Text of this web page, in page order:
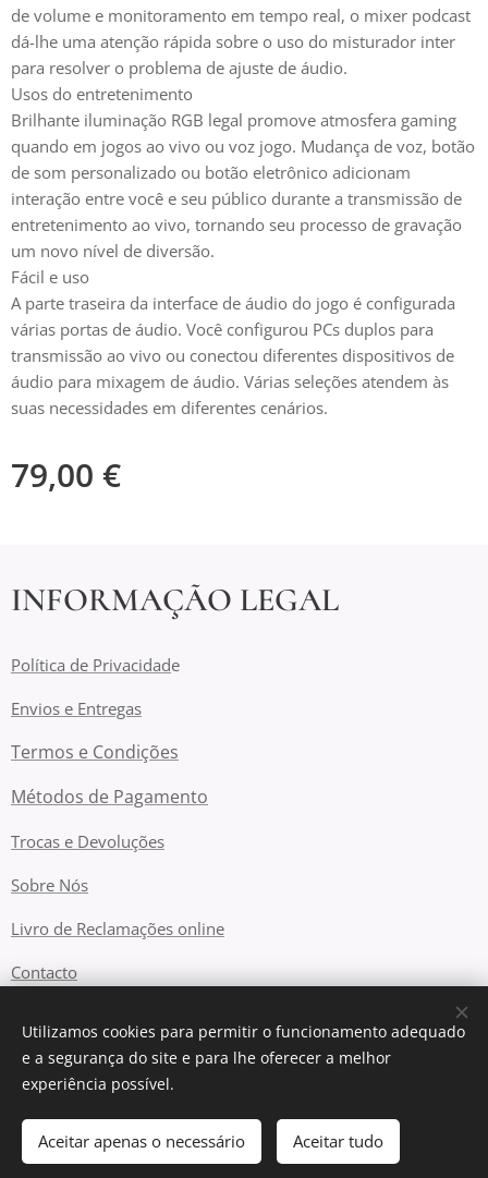
de volume e monitoramento em tempo real, o mixer podcast
dá-lhe uma atenção rápida sobre o uso do misturador inter
para resolver o problema de ajuste de áudio.
Usos do entretenimento
Brilhante iluminação RGB legal promove atmosfera gaming
quando em jogos ao vivo ou voz jogo. Mudança de voz, botão
de som personalizado ou botão eletrônico adicionam
interação entre você e seu público durante a transmissão de
entretenimento ao vivo, tornando seu processo de gravação
um novo nível de diversão.
Fácil e uso
A parte traseira da interface de áudio do jogo é configurada
várias portas de áudio. Você configurou PCs duplos para
transmissão ao vivo ou conectou diferentes dispositivos de
áudio para mixagem de áudio. Várias seleções atendem às
suas necessidades em diferentes cenários.
79,00 €
Adicionar ao carrinho
INFORMAÇÃO LEGAL
Política de Privacidade
Envios e Entregas
Termos e Condições
Métodos de Pagamento
Trocas e Devoluções
Sobre Nós
Livro de Reclamações online
Contacto
Cookies
Utilizamos cookies para permitir o funcionamento adequado
e a segurança do site e para lhe oferecer a melhor
experiência possível.
Aceitar apenas o necessário Aceitar tudo